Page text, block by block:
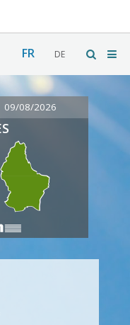
FR DE
09/08/2026